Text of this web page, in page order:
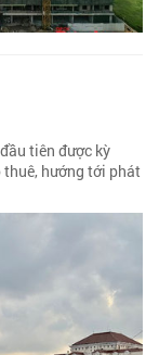
tiên được kỳ
hướng tới phát